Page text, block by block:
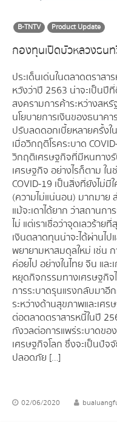
B-TNTV Product Update
กองทุนเปิดบัวหลวงธนท
ประเด็นเด่นในตลาดตราส
หวังว่าปี 2563 น่าจะเป็น
สงครามการค้าระหว่างสห
นโยบายการเงินของธนาค
ปรับลดดอกเบี้ยหลายครั้งใ
เมื่อวิกฤติโรคระบาด
วิกฤติเศรษฐกิจที่มีหนทาง
เศรษฐกิจ อย่างไรก็ตาม ใ
COVID-19 เป็นสิ่งที่ยังไม่มี
(ความไม่แน่นอน) มากมาย
แม้จะเดาได้ยาก ว่าสถานก
ไม่ แต่เราเชื่อว่าจุดเลวร้า
เงินตลาดทุนน่าจะได้ผ่านไ
พยายามหาสมดุลใหม่ เช่น
ค่อยไป อย่างในไทย จีน และ
หยุดกิจกรรมทางเศรษฐกิจ
การระบาดรุนแรงกลับมา
ระหว่างด้านสุขภาพและเศ
ต่อตลาดตราสารหนี้ในปี
กังวลต่อการแพร่ระบาดขอ
เศรษฐกิจโลก ซึ่งจะเป็นปัจ
ปลอดภัย […]
02/06/2020